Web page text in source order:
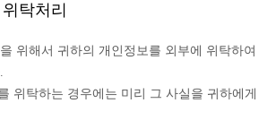
탁처리
위해서 귀하의 개인정보를 외부에 위탁하여
위탁하는 경우에는 미리 그 사실을 귀하에게